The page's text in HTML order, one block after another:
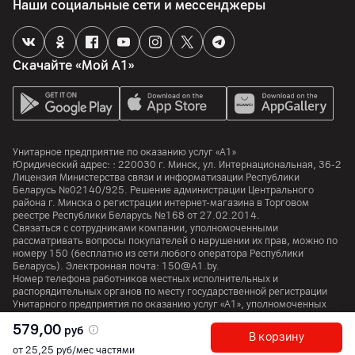
579,00 руб
от 25,25 руб/мес частями
В корзину
Скачайте «Мой А1»
Наши социальные сети и мессенджеры
Унитарное предприятие по оказанию услуг «А1»
Юридический адрес: : 220030 г. Минск, ул. Интернациональная, 36-2
Лицензия Министерства связи и информатизации Республики
Беларусь №02140/925. Решение администрации Центрального
района г. Минска о регистрации интернет-магазина в Торговом
реестре Республики Беларусь №168 от 27.02.2014.
Связаться с сотрудниками компании, уполномоченными
рассматривать вопросы покупателей о нарушении их прав, можно по
номеру 150 (бесплатно из сети любого оператора Республики
Беларусь). Электронная почта: 150@A1.by.
Номер телефона работников местных исполнительных и
распорядительных органов по месту государственной регистрации
Унитарного предприятия по оказанию услуг «А1», уполномоченных